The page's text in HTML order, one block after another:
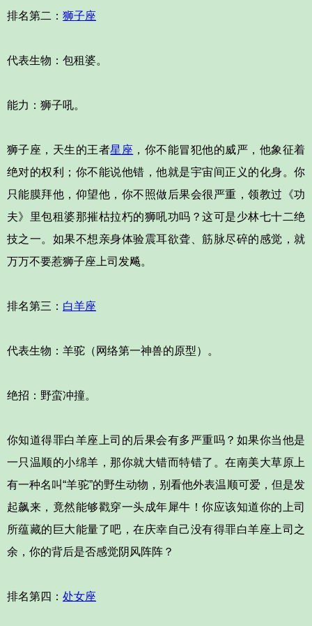
排名第二： 狮子座
代表生物：包租婆。
能力：狮子吼。
狮子座，天生的王者星座 ，你不能冒犯他的威严，他象征着
绝对的权利；你不能说他错，他就是宇宙间正义的化身。你
只能膜拜他，仰望他，你不照做后果会很严重，领教过《功
夫》里包租婆那摧枯拉朽的狮吼功吗？这可是少林七十二绝
技之一。如果不想亲身体验震耳欲聋、筋脉尽碎的感觉，就
万万不要惹狮子座上司发飚。
排名第三： 白羊座
代表生物：羊驼（网络第一神兽的原型）。
绝招：野蛮冲撞。
你知道得罪白羊座上司的后果会有多严重吗？如果你当他是
一只温顺的小绵羊，那你就大错而特错了。在南美大草原上
有一种名叫“羊驼”的野生动物，别看他外表温顺可爱，但是发
起飙来，竟然能够戳穿一头成年犀牛！你应该知道你的上司
所蕴藏的巨大能量了吧，在庆幸自己没有得罪白羊座上司之
余，你的背后是否感觉阴风阵阵？
排名第四： 处女座